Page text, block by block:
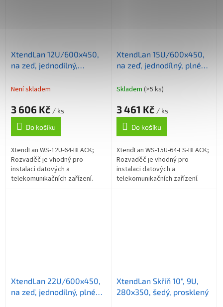
XtendLan 12U/600x450,
na zeď, jednodílný,
Není skladem
3 606 Kč / ks
Do košíku
XtendLan WS-12U-64-BLACK;
Rozvaděč je vhodný pro
instalaci datových a
telekomunikačních zařízení.
XtendLan 15U/600x450,
na zeď, jednodílný, plné
vykradení
Skladem (>5 ks)
3 461 Kč / ks
Do košíku
XtendLan WS-15U-64-FS-BLACK;
Rozvaděč je vhodný pro
instalaci datových a
telekomunikačních zařízení.
XtendLan 22U/600x450,
na zeď, jednodílný, plné
XtendLan Skříň 10", 9U,
280x350, šedý, prosklený